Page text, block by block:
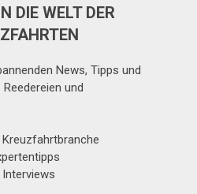
DIE WELT DER
News, Tipps und
und